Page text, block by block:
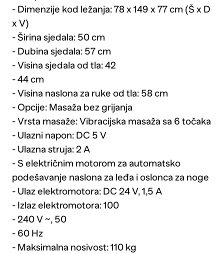
- Dimenzije kod ležanja: 78 x 149 x 77 cm (Š x D
x V)
- Širina sjedala: 50 cm
- Dubina sjedala: 57 cm
- Visina sjedala od tla: 42
- 44 cm
- Visina naslona za ruke od tla: 58 cm
- Opcije: Masaža bez grijanja
- Vrsta masaže: Vibracijska masaža sa 6 točaka
- Ulazni napon: DC 5 V
- Ulazna struja: 2 A
- S električnim motorom za automatsko
podešavanje naslona za leđa i oslonca za noge
- Ulaz elektromotora: DC 24 V, 1,5 A
- Izlaz elektromotora: 100
- 240 V ~, 50
- 60 Hz
- Maksimalna nosivost: 110 kg